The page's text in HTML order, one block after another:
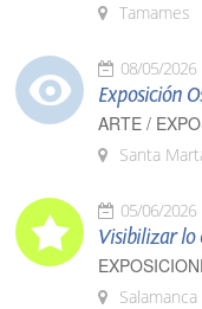
Tamames
08/05/2026
Exposición
ARTE /
Santa
05/06/2026
Visibilizar lo
Salamanca